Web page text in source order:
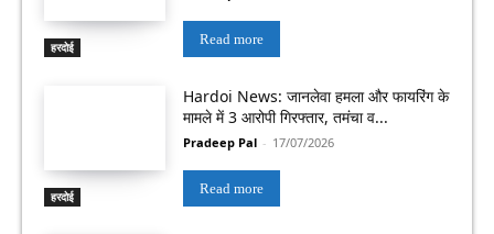
हरदोई Read more
हरदोई
Hardoi News: जानलेवा हमला और फायरिंग के
मामले में 3 आरोपी गिरफ्तार, तमंचा व...
Pradeep Pal - 17/07/2026
Read more